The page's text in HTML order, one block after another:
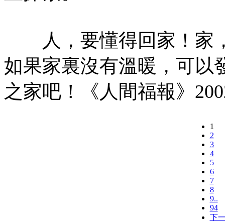
人，要懂得回家！家
如果家裏沒有溫暖，可以
之家吧！《人間福報》
1
2
3
4
5
6
7
8
9..
94
下